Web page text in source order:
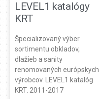
LEVEL1 katalógy
KRT
Špecializovaný výber
sortimentu obkladov,
dlažieb a sanity
renomovaných európskych
výrobcov. LEVEL1 katalóg
KRT. 2011-2017